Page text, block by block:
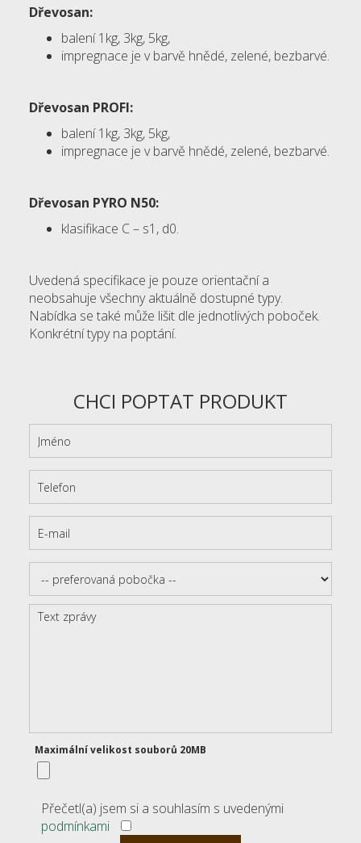
Dřevosan:
balení 1kg, 3kg, 5kg,
impregnace je v barvě hnědé, zelené, bezbarvé.
Dřevosan PROFI:
balení 1kg, 3kg, 5kg,
impregnace je v barvě hnědé, zelené, bezbarvé.
Dřevosan PYRO N50:
klasifikace C – s1, d0.
Uvedená specifikace je pouze orientační a
neobsahuje všechny aktuálně dostupné typy.
Nabídka se také může lišit dle jednotlivých poboček.
Konkrétní typy na poptání.
CHCI POPTAT PRODUKT
Maximální velikost souborů 20MB
Přečetl(a) jsem si a souhlasím s uvedenými
podmínkami